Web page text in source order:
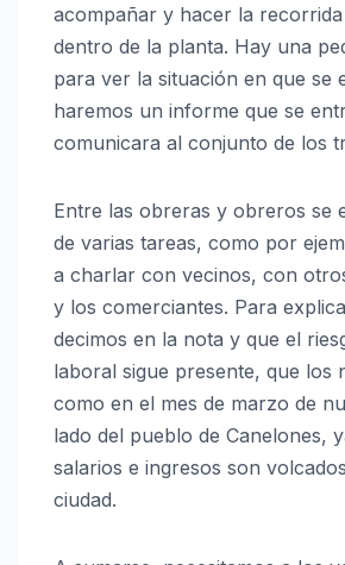
acompañar y hacer la
dentro de la planta. Hay una
para ver la situación en que se
haremos un informe que se
comunicara al conjunto de los
Entre las obreras y obreros se
de varias tareas, como por
a charlar con vecinos, con
y los comerciantes. Para
decimos en la nota y que el
laboral sigue presente, que los
como en el mes de marzo de
lado del pueblo de Canelones,
salarios e ingresos son
ciudad.